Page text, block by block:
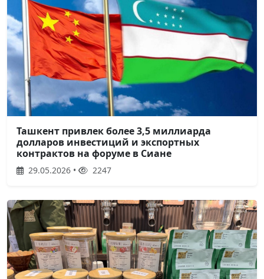
Ташкент привлек более 3,5 миллиарда
долларов инвестиций и экспортных
контрактов на форуме в Сиане
29.05.2026 • 2247